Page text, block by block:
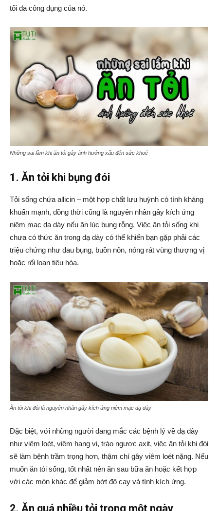
tối đa công dụng của nó.
Những sai lầm khi ăn tỏi gây ảnh hưởng xấu đến sức khoẻ
1. Ăn tỏi khi bụng đói
Tỏi sống chứa allicin – một hợp chất lưu huỳnh có tính kháng
khuẩn mạnh, đồng thời cũng là nguyên nhân gây kích ứng
niêm mạc dạ dày nếu ăn lúc bụng rỗng. Việc ăn tỏi sống khi
chưa có thức ăn trong dạ dày có thể khiến bạn gặp phải các
triệu chứng như đau bụng, buồn nôn, nóng rát vùng thượng vị
hoặc rối loạn tiêu hóa.
Ăn tỏi khi đói là nguyên nhân gây kích ứng niêm mạc dạ dày
Đặc biệt, với những người đang mắc các bệnh lý về dạ dày
như viêm loét, viêm hang vị, trào ngược axit, việc ăn tỏi khi đói
sẽ làm bệnh trầm trọng hơn, thậm chí gây viêm loét nặng. Nếu
muốn ăn tỏi sống, tốt nhất nên ăn sau bữa ăn hoặc kết hợp
với các món khác để giảm bớt độ cay và tính kích ứng.
2. Ăn quá nhiều tỏi trong một ngày